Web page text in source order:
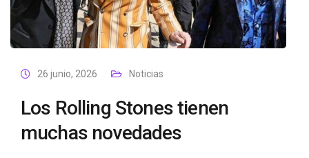
26 junio, 2026 Noticias
Los Rolling Stones tienen
muchas novedades